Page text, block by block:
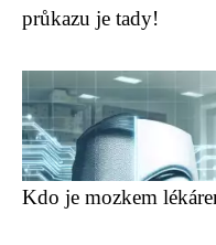
průkazu je tady!
Kdo je mozkem